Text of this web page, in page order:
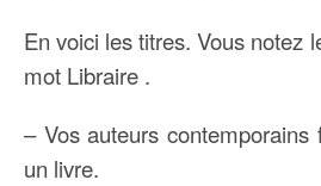
En voici les titres. Vous notez
mot Libraire .
– Vos auteurs
un livre.